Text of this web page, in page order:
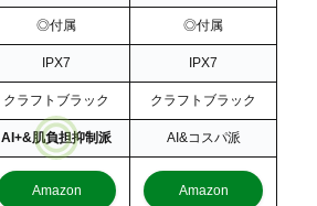
◎付属 ◎付属
IPX7 IPX7
クラフトブラック クラフトブラック
AI+&肌負担抑制派 AI&コスパ派
Amazon Amazon